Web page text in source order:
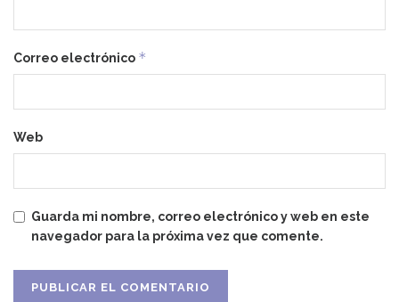
Correo electrónico *
Web
Guarda mi nombre, correo electrónico y web en este
navegador para la próxima vez que comente.